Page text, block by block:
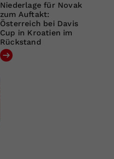
Niederlage für Novak
zum Auftakt:
Österreich bei Davis
Cup in Kroatien im
Rückstand